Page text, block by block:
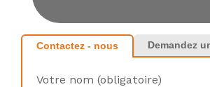
Contactez - nous Demandez
Votre nom (obligatoire)